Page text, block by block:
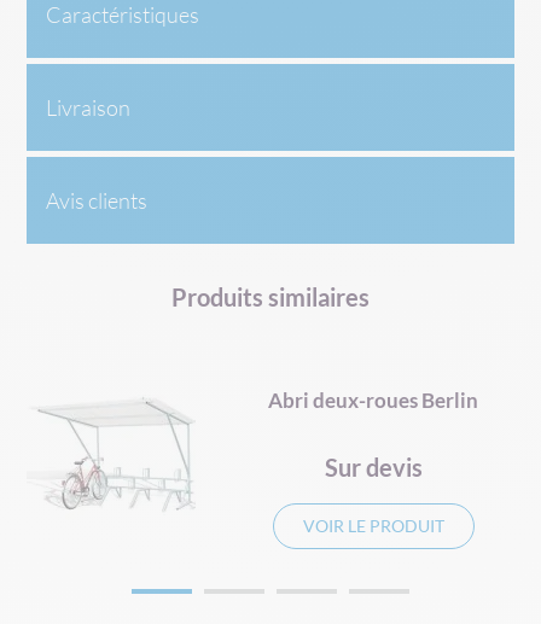
Caractéristiques
Livraison
Avis clients
Produits similaires
Abri deux-roues Berlin
Sur devis
VOIR LE PRODUIT